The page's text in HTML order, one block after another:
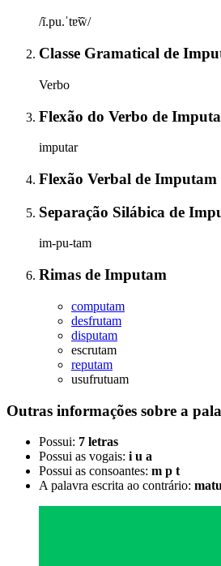
/ĩ.pu.ˈtɐ̃w̃/
Classe Gramatical de
Verbo
Flexão do Verbo de
imputar
Flexão Verbal de Imputam
Separação Silábica de
im-pu-tam
Rimas de Imputam
computam
desfrutam
disputam
escrutam
reputam
usufrutuam
Outras informações sobre a
Possui: 7 letras
Possui as vogais: i u a
Possui as consoantes: m p t
A palavra escrita ao contrário: